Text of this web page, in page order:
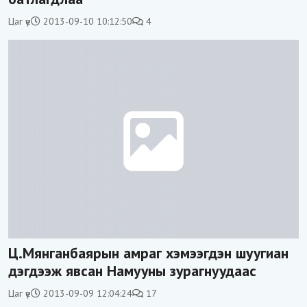
Цаг үе 2013-09-10 10:12:50 4
Ц.Мянганбаярын амраг хэмээгдэн шуугиан
дэгдээж явсан Намууны зурагнуудаас
Цаг үе 2013-09-09 12:04:24 17